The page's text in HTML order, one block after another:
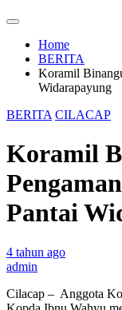
Home
BERITA
Koramil
Widarapayung
BERITA CILACAP
Koramil
Pantai
4 tahun ago
admin
Cilacap – Anggota